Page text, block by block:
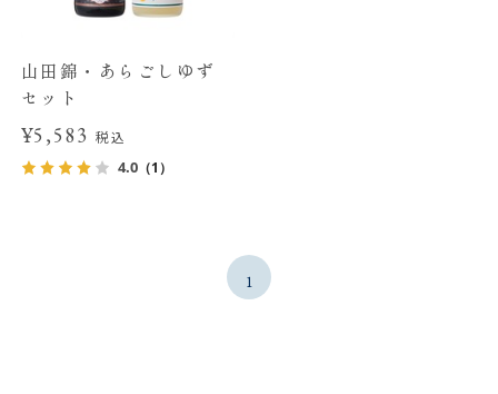
山田錦・あらごしゆず
セット
¥5,583税込
4.0（1）
1